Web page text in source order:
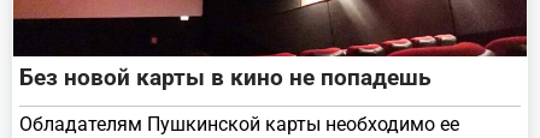
Без новой карты в кино не попадешь
Обладателям Пушкинской карты необходимо ее